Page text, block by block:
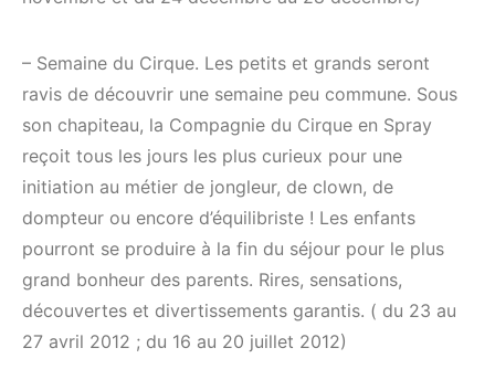
– Semaine du Cirque. Les petits et grands seront
ravis de découvrir une semaine peu commune. Sous
son chapiteau, la Compagnie du Cirque en Spray
reçoit tous les jours les plus curieux pour une
initiation au métier de jongleur, de clown, de
dompteur ou encore d’équilibriste ! Les enfants
pourront se produire à la fin du séjour pour le plus
grand bonheur des parents. Rires, sensations,
découvertes et divertissements garantis. ( du 23 au
27 avril 2012 ; du 16 au 20 juillet 2012)